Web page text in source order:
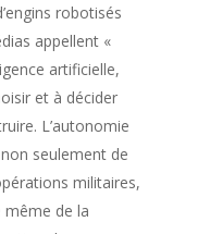
robotisés
appellent «
artificielle,
et à décider
L’autonomie
seulement de
militaires,
de la